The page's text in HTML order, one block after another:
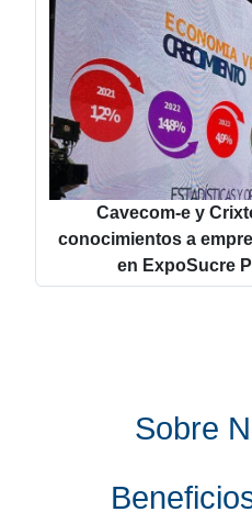
Cavecom-e y
conocimientos a
en ExpoSucre
Sobre